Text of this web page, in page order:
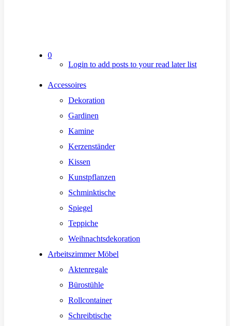
0
Login to add posts to your read later list
Accessoires
Dekoration
Gardinen
Kamine
Kerzenständer
Kissen
Kunstpflanzen
Schminktische
Spiegel
Teppiche
Weihnachtsdekoration
Arbeitszimmer Möbel
Aktenregale
Bürostühle
Rollcontainer
Schreibtische